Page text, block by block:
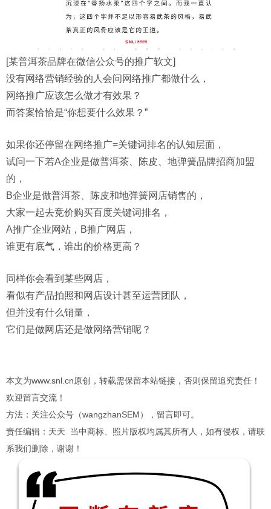
[某普洱茶品牌在微信公众号的推广软文]
没有网络营销经验的人会问网络推广都做什么，
网络推广应该怎么做才有效果？
而答案恰恰是“你想要什么效果？”
如果你还停留在网络推广=关键词排名的认知层面，
试问一下若A企业是做普洱茶、陈皮、地弹簧品牌招商加盟
的，
B企业是做普洱茶、陈皮和地弹簧网店销售的，
大家一起去竞价购买百度关键词排名，
A推广企业网站，B推广网店，
谁更有底气，谁出的价格更高？
同样你会看到某些网店，
看似有产品拍照和网店设计甚至运营团队，
但并没有什么销量，
它们是做网店还是做网络营销呢？
本文为www.snl.cn原创，转载需保留本站链接，否则保留追究责任！
欢迎留言交流！
方法：关注公众号（wangzhanSEM），留言即可。
责任编辑：天天 当中商标、照片版权均属其所有人，如有侵权，请联
系我们删除，谢谢！